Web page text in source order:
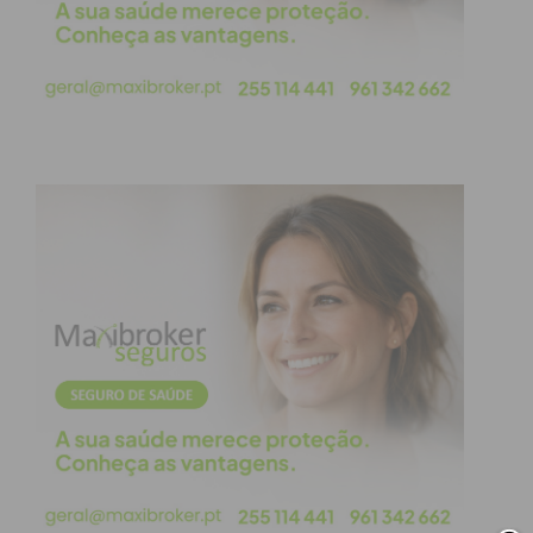
5.600 €, sendo o valor remanescente (11.400 €)
comunicado.
Ferreira e o Instituto da Habitação e Reabilitação
Urbana (IHRU) assinaram, a 13 de agosto de 2021,
um acordo de colaboração para a concretização da
Estratégia Local de Habitação (ELH), que
representa investimentos superiores a 16 milhões
de euros no parque habitacional municipal.
Esteprotocoloprevê a construção de
apartamentospara arrendamento acessível nas
cidades de Freamunde e Paços de Ferreira, assim